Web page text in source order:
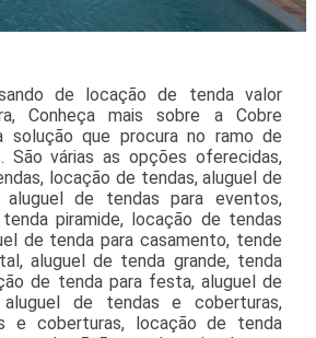
de locação de tenda valor
Conheça mais sobre a Cobre
solução que procura no ramo de
São várias as opções oferecidas,
locação de tendas, aluguel de
de tendas para eventos,
piramide, locação de tendas
de tenda para casamento, tende
aluguel de tenda grande, tenda
de tenda para festa, aluguel de
de tendas e coberturas,
e coberturas, locação de tenda